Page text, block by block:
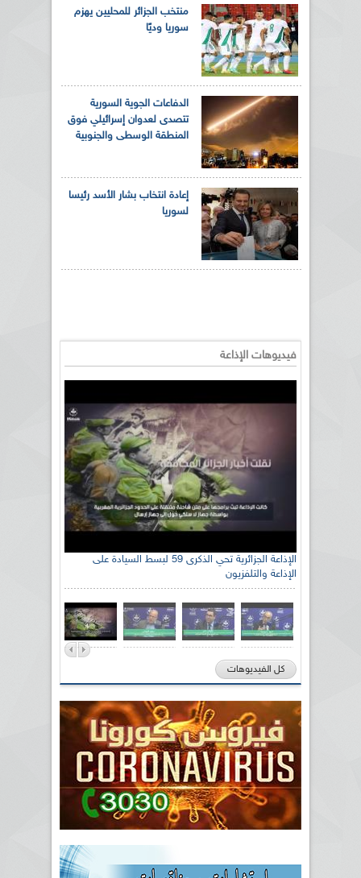
منتخب الجزائر للمحليين يهزم
سوريا وديًا
الدفاعات الجوية السورية
تتصدى لعدوان إسرائيلي فوق
المنطقة الوسطى والجنوبية
إعادة انتخاب بشار الأسد رئيسا
لسوريا
فيديوهات الإذاعة
الإذاعة الجزائرية تحي الذكرى 59 لبسط السيادة على
الإذاعة والتلفزيون
كل الفيديوهات